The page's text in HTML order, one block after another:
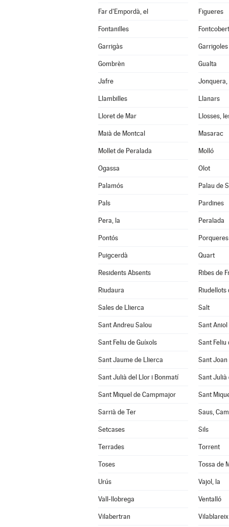
Far d'Empordà, el Figueres
Fontanilles
Garrigàs Garrigoles
Gombrèn Gualta
Jafre Jonquera,
Llambilles Llanars
Lloret de Mar Llosses,
Maià de Montcal Masarac
Mollet de Peralada Molló
Ogassa Olot
Palamós Palau de
Pals Pardines
Pera, la Peralada
Pontós Porqueres
Puigcerdà Quart
Residents Absents Ribes de
Riudaura Riudellots
Sales de Llierca Salt
Sant Andreu Salou Sant
Sant Feliu de Guíxols Sant Feliu
Sant Jaume de Llierca Sant Joan
Sant Julià del Llor i Bonmatí Sant Julià
Sant Miquel de Campmajor Sant
Sarrià de Ter Saus,
Setcases Sils
Terrades Torrent
Toses Tossa de
Urús Vajol, la
Vall-llobrega Ventalló
Vilabertran Vilablareix